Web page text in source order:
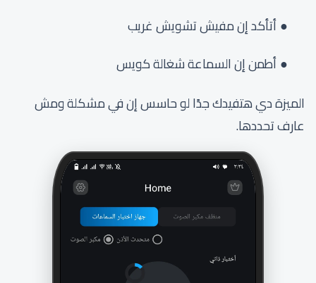
أتأكد إن مفيش تشويش غريب
أطمن إن السماعة شغالة كويس
الميزة دي هتفيدك جدًا لو حاسس إن في مشكلة ومش
عارف تحددها.